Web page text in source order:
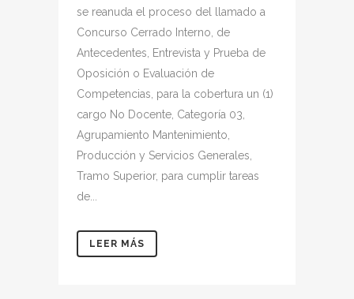
se reanuda el proceso del llamado a
Concurso Cerrado Interno, de
Antecedentes, Entrevista y Prueba de
Oposición o Evaluación de
Competencias, para la cobertura un (1)
cargo No Docente, Categoría 03,
Agrupamiento Mantenimiento,
Producción y Servicios Generales,
Tramo Superior, para cumplir tareas
de...
LEER MÁS